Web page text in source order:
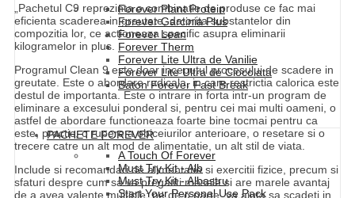
Forever Plant Protein
Forever Garcinia Plus
Forever Lean
Forever Therm
Forever Lite Ultra de Vanilie
Forever Lite Ultra de Ciocolata
Baton Forever Fast Break
PACHETE FOREVER
A Touch Of Forever
Must Try Kit - Alb
Must Try Kit - Albastru
Start Your Personal Use Pack
„Pachetul C9 reprezinta o combinatie de produse ce fac mai
eficienta scaderea in greutate, datorita substantelor din
compozitia lor, ce actioneaza specific asupra eliminarii
kilogramelor in plus.
Programul Clean 9 este doar inceputul procesului de scadere in
greutate. Este o abordare radicala, in care restrictia calorica este
destul de importanta. Este o intrare in forta intr-un program de
eliminare a excesului ponderal si, pentru cei mai multi oameni, o
astfel de abordare functioneaza foarte bine tocmai pentru ca
este, practic, o rupere a obiceiurilor anterioare, o resetare si o
trecere catre un alt mod de alimentatie, un alt stil de viata.
Include si recomandari de alimentatie si exercitii fizice, precum si
sfaturi despre cum sa va pregatiti mesele si are marele avantaj
de a avea valente multiple: pe de o parte, va ajuta sa scadeti in